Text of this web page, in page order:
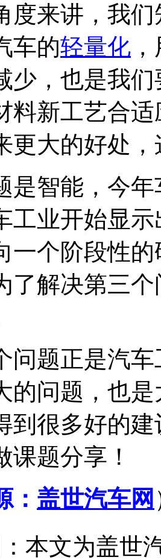
度来讲，我
车的轻量化
少，也是我
料新工艺合
更大的好处
是智能，今
工业开始显
一个阶段性
了解决第三
问题正是汽
的问题，也
到很多好的
课题分享！
： 盖世汽车网
本文为盖世